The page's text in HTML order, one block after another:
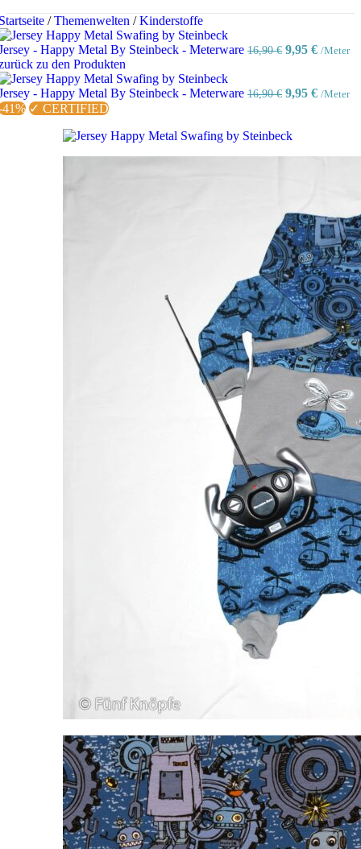
/ Themenwelten / Kinderstoffe
- Happy Metal By Steinbeck - Meterware 16,90€
16,90 €
9,95 €
9,95 €.
/Meter
zu den Produkten
- Happy Metal By Steinbeck - Meterware 16,90€
16,90 €
9,95 € /Meter
41% ✓ CERTIFIED